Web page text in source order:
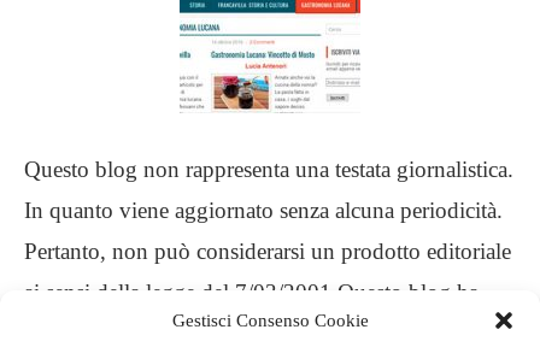
Gestisci Consenso Cookie
Questo blog non rappresenta una testata giornalistica.
In quanto viene aggiornato senza alcuna periodicità.
Pertanto, non può considerarsi un prodotto editoriale
ai sensi della legge del 7/03/2001 Questo blog ha
carattere personale, non è mio intento infrangere